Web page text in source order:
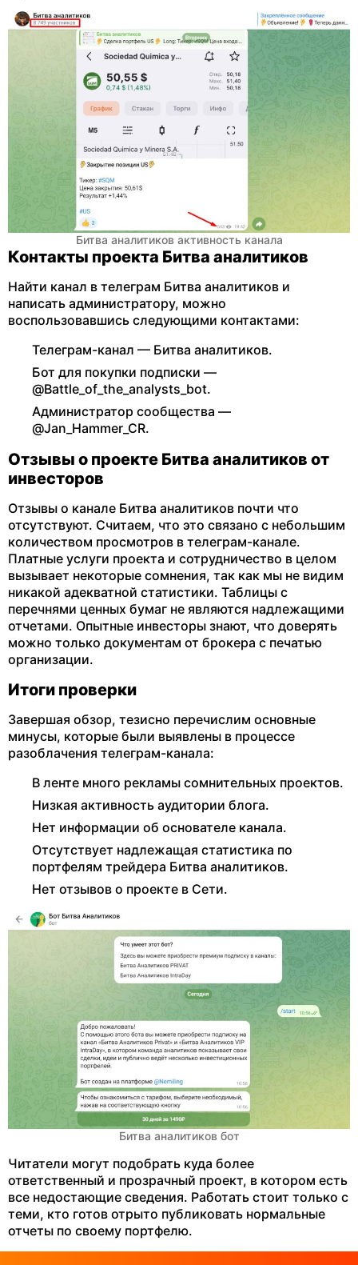
Битва аналитиков активность канала
Контакты проекта Битва аналитиков
Найти канал в телеграм Битва аналитиков и
написать администратору, можно
воспользовавшись следующими контактами:
Телеграм-канал — Битва аналитиков.
Бот для покупки подписки —
@Battle_of_the_analysts_bot.
Администратор сообщества —
@Jan_Hammer_CR.
Отзывы о проекте Битва аналитиков от
инвесторов
Отзывы о канале Битва аналитиков почти что
отсутствуют. Считаем, что это связано с небольшим
количеством просмотров в телеграм-канале.
Платные услуги проекта и сотрудничество в целом
вызывает некоторые сомнения, так как мы не видим
никакой адекватной статистики. Таблицы с
перечнями ценных бумаг не являются надлежащими
отчетами. Опытные инвесторы знают, что доверять
можно только документам от брокера с печатью
организации.
Итоги проверки
Завершая обзор, тезисно перечислим основные
минусы, которые были выявлены в процессе
разоблачения телеграм-канала:
В ленте много рекламы сомнительных проектов.
Низкая активность аудитории блога.
Нет информации об основателе канала.
Отсутствует надлежащая статистика по
портфелям трейдера Битва аналитиков.
Нет отзывов о проекте в Сети.
Битва аналитиков бот
Читатели могут подобрать куда более
ответственный и прозрачный проект, в котором есть
все недостающие сведения. Работать стоит только с
теми, кто готов отрыто публиковать нормальные
отчеты по своему портфелю.